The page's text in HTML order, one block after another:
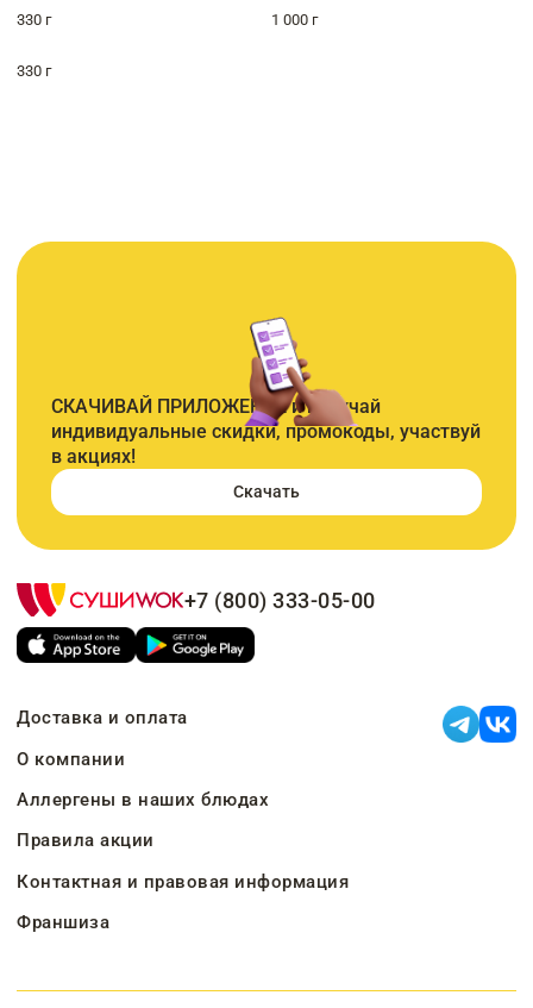
330 г 1 000 г
330 г
СКАЧИВАЙ ПРИЛОЖЕНИЕ и получай
индивидуальные скидки, промокоды, участвуй
в акциях!
Скачать
+7 (800) 333-05-00
Доставка и оплата
О компании
Аллергены в наших блюдах
Правила акции
Контактная и правовая информация
Франшиза